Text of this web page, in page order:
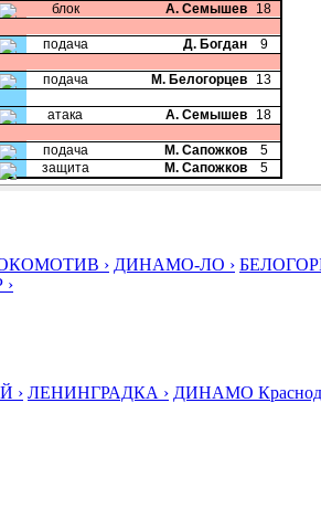
блок А. Семышев
18
подача Д. Богдан
9
подача М. Белогорцев
13
атака А. Семышев
18
подача М. Сапожков
5
защита М. Сапожков 5
› ДИНАМО-ЛО ›
› ЛЕНИНГРАДКА › ДИНАМО